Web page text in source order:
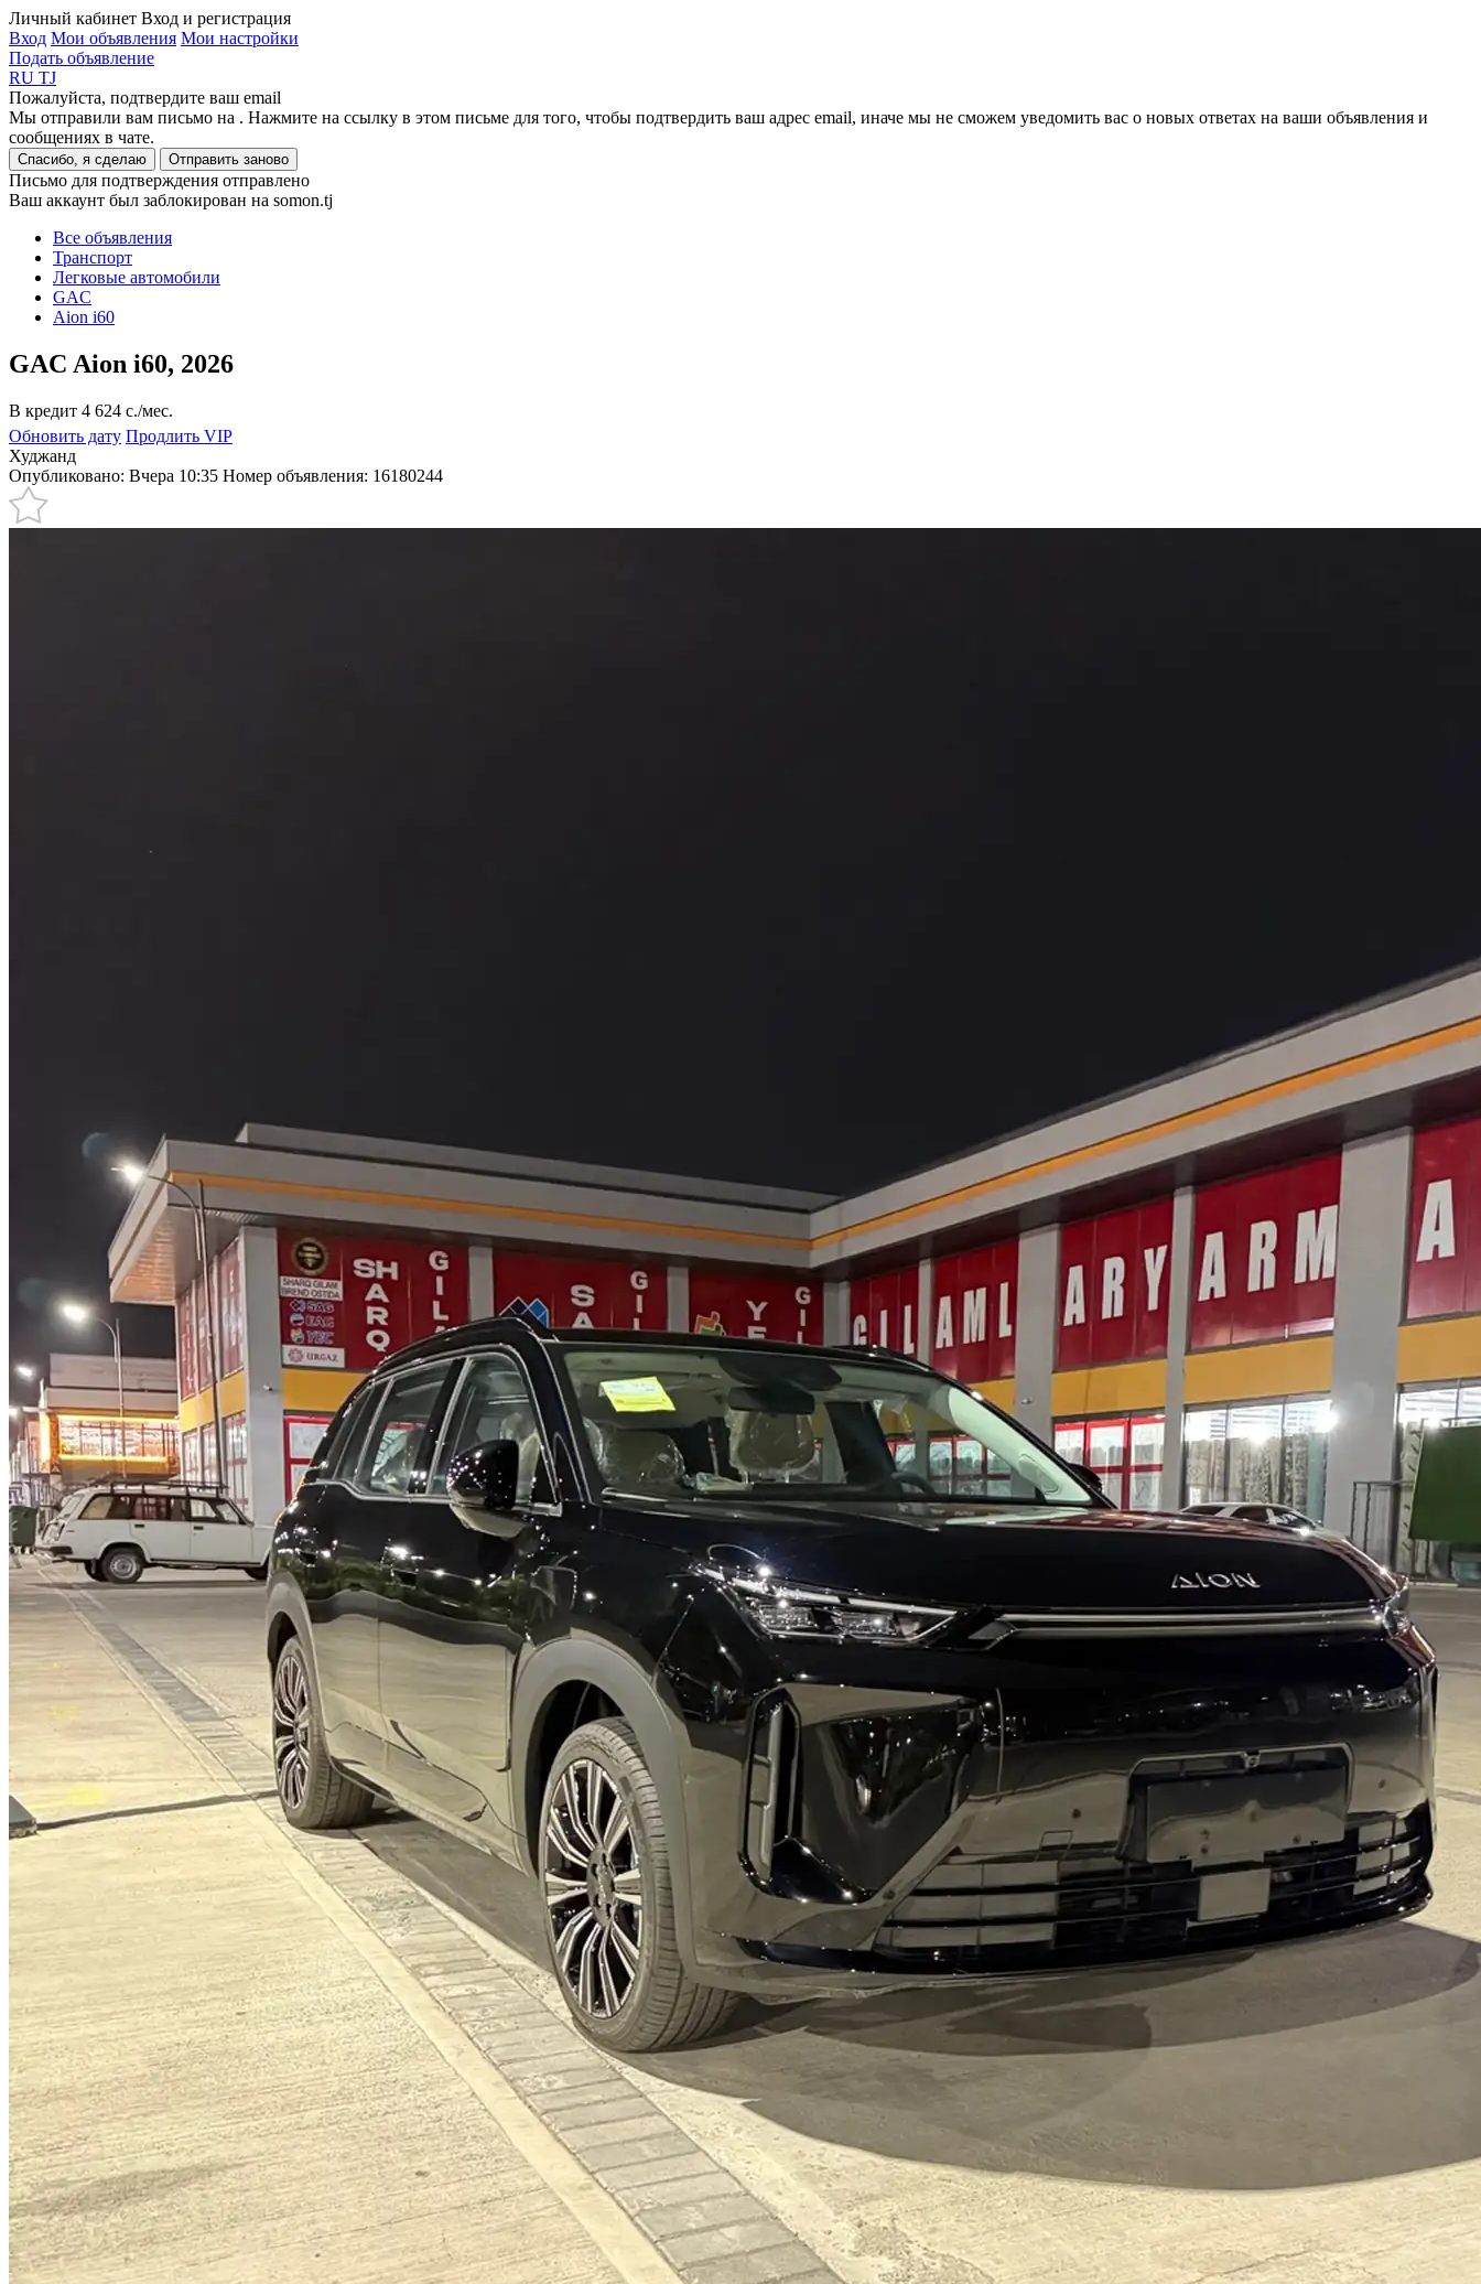
Личный кабинет Вход и регистрация
Вход Мои объявления Мои настройки
Подать объявление
RU TJ
Пожалуйста, подтвердите ваш email
Мы отправили вам письмо на . Нажмите на ссылку в этом письме для того, чтобы подтвердить ваш адрес email, иначе мы не сможем уведомить вас о новых ответах на ваши объявления и
сообщениях в чате.
Спасибо, я сделаю Отправить заново
Письмо для подтверждения отправлено
Ваш аккаунт был заблокирован на somon.tj
Все объявления
Транспорт
Легковые автомобили
GAC
Aion i60
GAC Aion i60, 2026
В кредит 4 624 c./мес.
Обновить дату Продлить VIP
Худжанд
Опубликовано: Вчера 10:35 Номер объявления: 16180244